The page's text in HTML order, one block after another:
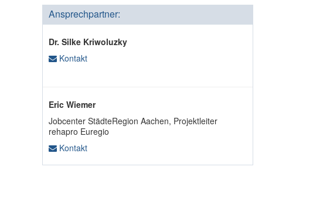
Ansprechpartner:
Dr. Silke Kriwoluzky
Kontakt
Eric Wiemer
Jobcenter StädteRegion Aachen, Projektleiter
rehapro Euregio
Kontakt